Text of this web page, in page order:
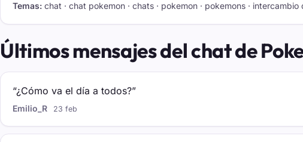
Temas: chat · chat pokemon · chats · pokemon · pokemons ·
Últimos mensajes del chat de
“¿Cómo va el día a todos?”
Emilio_R 23 feb